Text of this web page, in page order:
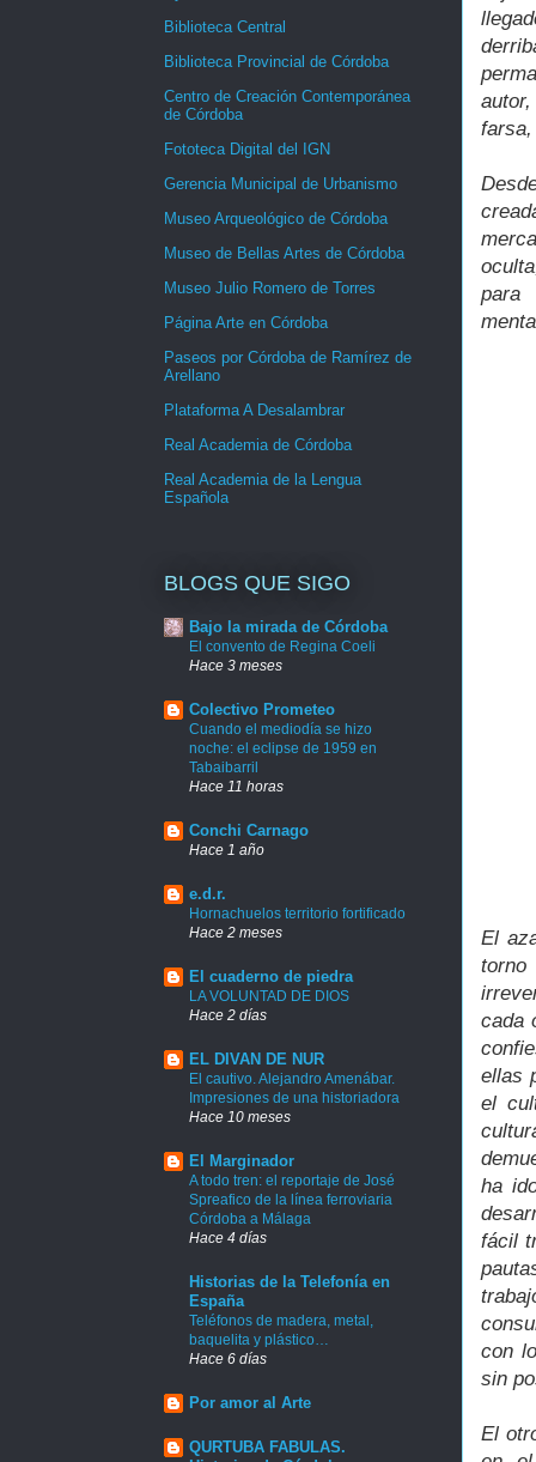
para
El
cada
ellas
el
ha
fácil
con
sin
El
Biblioteca Central
Biblioteca Provincial de Córdoba
Centro de Creación Contemporánea
de Córdoba
Fototeca Digital del IGN
Gerencia Municipal de Urbanismo
Museo Arqueológico de Córdoba
Museo de Bellas Artes de Córdoba
Museo Julio Romero de Torres
Página Arte en Córdoba
Paseos por Córdoba de Ramírez de
Arellano
Plataforma A Desalambrar
Real Academia de Córdoba
Real Academia de la Lengua
Española
BLOGS QUE SIGO
Bajo la mirada de Córdoba
El convento de Regina Coeli
Hace 3 meses
Colectivo Prometeo
Cuando el mediodía se hizo
noche: el eclipse de 1959 en
Tabaibarril
Hace 11 horas
Conchi Carnago
Hace 1 año
e.d.r.
Hornachuelos territorio fortificado
Hace 2 meses
El cuaderno de piedra
LA VOLUNTAD DE DIOS
Hace 2 días
EL DIVAN DE NUR
El cautivo. Alejandro Amenábar.
Impresiones de una historiadora
Hace 10 meses
El Marginador
A todo tren: el reportaje de José
Spreafico de la línea ferroviaria
Córdoba a Málaga
Hace 4 días
Historias de la Telefonía en
España
Teléfonos de madera, metal,
baquelita y plástico…
Hace 6 días
Por amor al Arte
QURTUBA FABULAS.